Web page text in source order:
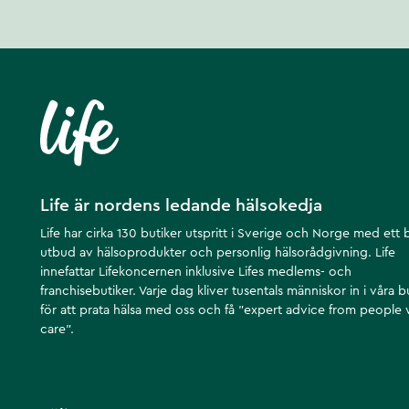
utifrån innovation, dokumentation och hållbarhet.
Zink skräddarsydd för att förbättra hudens kvalitet och reparation.”
ORDLISTA
Biotillgänglighet - hur stor del av ett ämne som kan tas upp av kroppen
Kelatering - när mineralen binds till ett annat ämne som förbättrar
Artikelnummer:136403
Life är nordens ledande hälsokedja
Life har cirka 130 butiker utspritt i Sverige och Norge med ett
utbud av hälsoprodukter och personlig hälsorådgivning. Life
innefattar Lifekoncernen inklusive Lifes medlems- och
franchisebutiker. Varje dag kliver tusentals människor in i våra
för att prata hälsa med oss och få ”expert advice from people
care”.